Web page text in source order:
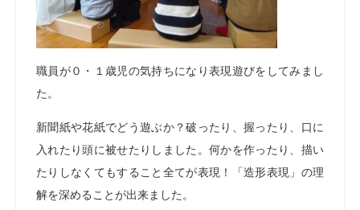
職員が０・１歳児の気持ちになり表現遊びをしてみまし
た。
新聞紙や花紙でどう遊ぶか？破ったり、握ったり、口に
入れたり頭に被せたりしました。何かを作ったり、描い
たりしなくてもすること全てが表現！「造形表現」の理
解を深めることが出来ました。